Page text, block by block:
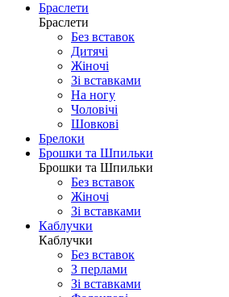
Браслети
Браслети
Без вставок
Дитячі
Жіночі
Зі вставками
На ногу
Чоловічі
Шовковi
Брелоки
Брошки та Шпильки
Брошки та Шпильки
Без вставок
Жіночі
Зі вставками
Каблучки
Каблучки
Без вставок
З перлами
Зі вставками